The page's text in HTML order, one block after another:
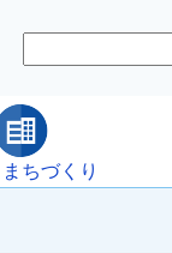
ちづくり